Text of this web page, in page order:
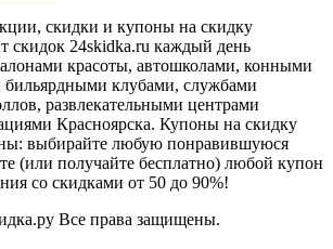
скидки и купоны на скидку
скидок 24skidka.ru каждый день
красоты, автошколами, конными
бильярдными клубами, службами
развлекательными центрами
Красноярска. Купоны на скидку
выбирайте любую понравившуюся
(или получайте бесплатно) любой купон
со скидками от 50 до 90%!
Все права защищены.